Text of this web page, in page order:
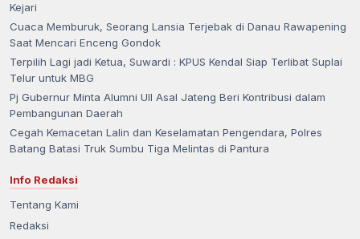
Kejari
Cuaca Memburuk, Seorang Lansia Terjebak di Danau Rawapening
Saat Mencari Enceng Gondok
Terpilih Lagi jadi Ketua, Suwardi : KPUS Kendal Siap Terlibat Suplai
Telur untuk MBG
Pj Gubernur Minta Alumni UII Asal Jateng Beri Kontribusi dalam
Pembangunan Daerah
Cegah Kemacetan Lalin dan Keselamatan Pengendara, Polres
Batang Batasi Truk Sumbu Tiga Melintas di Pantura
Info Redaksi
Tentang Kami
Redaksi